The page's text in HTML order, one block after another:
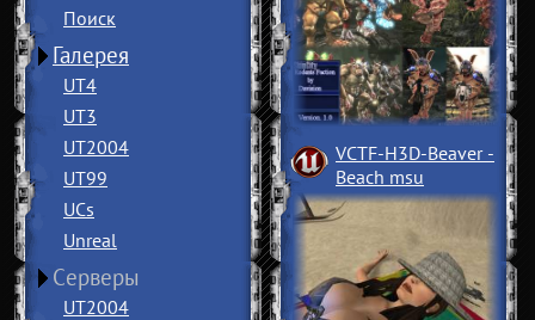
Поиск
Галерея
UT4
UT3
UT2004
UT99
UCs
Unreal
Серверы
UT2004
VCTF-H3D-Beaver ­
Beach msu